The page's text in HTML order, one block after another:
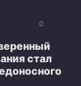
0
стал